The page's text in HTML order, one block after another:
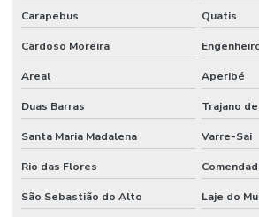
Carapebus Quatis
Cardoso Moreira
Areal Aperibé
Duas Barras Trajano
Santa Maria Madalena Varre-Sai
Rio das Flores
São Sebastião do Alto Laje do